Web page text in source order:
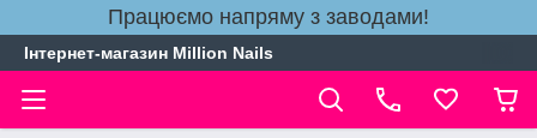
Працюємо напряму з заводами!
Інтернет-магазин Million Nails